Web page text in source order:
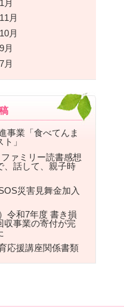
月
月
月
月
月
事業「食べてんま
」
ァミリー読書感想
、話して、親子時
災害見舞金加入
令和7年度 書き損
収事業の寄付が完
応援講座関係書類